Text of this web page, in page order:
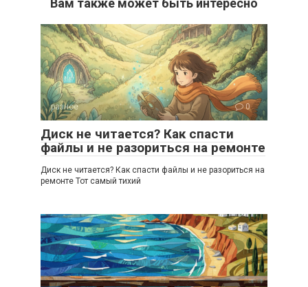
Вам также может быть интересно
разное 0
Диск не читается? Как спасти
файлы и не разориться на ремонте
Диск не читается? Как спасти файлы и не разориться на
ремонте Тот самый тихий